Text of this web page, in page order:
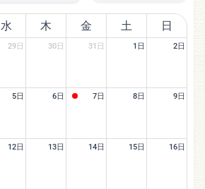
水 木 金 土 日
29日 30日 31日 1日 2日
5日 6日 7日 8日 9日
12日 13日 14日 15日 16日